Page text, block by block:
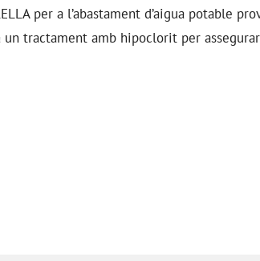
per a l’abastament d’aigua potable
un tractament amb hipoclorit per